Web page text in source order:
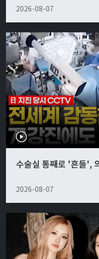
2026-08-07
수술실 통째로 '흔들',
2026-08-07